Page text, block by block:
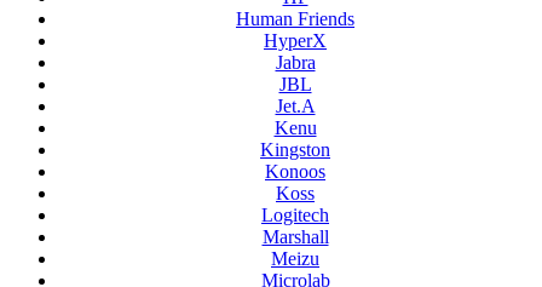
Human Friends
HyperX
Jabra
JBL
Jet.A
Kenu
Kingston
Konoos
Koss
Logitech
Marshall
Meizu
Microlab